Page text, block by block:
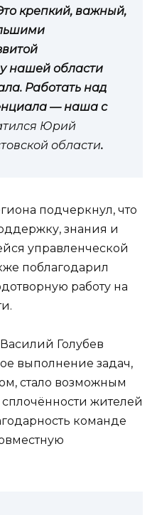
крепкий, важный,
нашей области
Работать над
— наша с
Юрий
области.
подчеркнул, что
знания и
управленческой
поблагодарил
работу на
Голубев
выполнение задач,
стало возможным
жителей
команде